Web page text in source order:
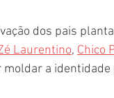
dos pais
Laurentino, Chico
a identidade